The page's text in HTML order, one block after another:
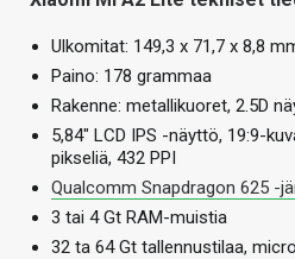
Ulkomitat: 149,3 x 71,7 x 8,8
Paino: 178 grammaa
Rakenne: metallikuoret, 2.5D
5,84″ LCD IPS -näyttö, 19:9-
pikseliä, 432 PPI
Qualcomm Snapdragon 625 -
3 tai 4 Gt RAM-muistia
32 ta 64 Gt tallennustilaa,